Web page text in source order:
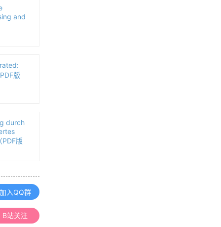
and
版
durch
版
加入QQ群
B站关注